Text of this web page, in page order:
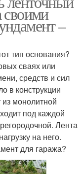
своими
–
тип основания?
сваях или
средств и сил
в конструкции
монолитной
под каждой
Лента
на него.
для гаража?